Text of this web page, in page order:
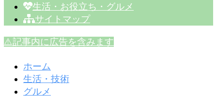
生活・お役立ち・グルメ
サイトマップ
⚠️記事内に広告を含みます
ホーム
生活・技術
グルメ